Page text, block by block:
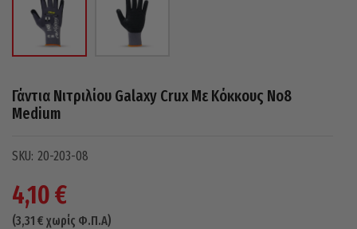
Γάντια Νιτριλίου Galaxy Crux Με Κόκκους Νo8
Medium
20-203-08
4,10€
(3,31 € χωρίς Φ.Π.Α)